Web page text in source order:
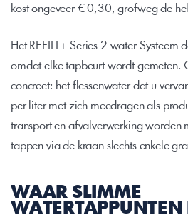
kost ongeveer € 0,30, grofweg de
Het REFILL+ Series 2 water Systeem
omdat elke tapbeurt wordt gemeten.
concreet: het flessenwater dat u
per liter met zich meedragen als
transport en afvalverwerking worden
tappen via de kraan slechts enkele
WAAR SLIMME
WATERTAPPUNTEN